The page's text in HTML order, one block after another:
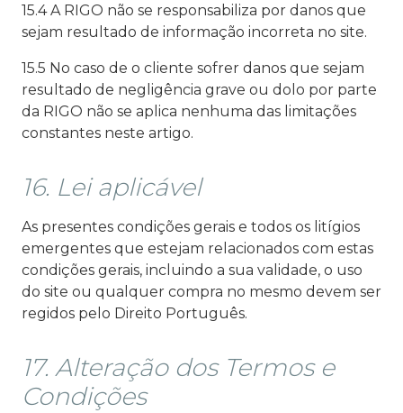
15.4 A RIGO não se responsabiliza por danos que
sejam resultado de informação incorreta no site.
15.5 No caso de o cliente sofrer danos que sejam
resultado de negligência grave ou dolo por parte
da RIGO não se aplica nenhuma das limitações
constantes neste artigo.
16. Lei aplicável
As presentes condições gerais e todos os litígios
emergentes que estejam relacionados com estas
condições gerais, incluindo a sua validade, o uso
do site ou qualquer compra no mesmo devem ser
regidos pelo Direito Português.
17. Alteração dos Termos e
Condições